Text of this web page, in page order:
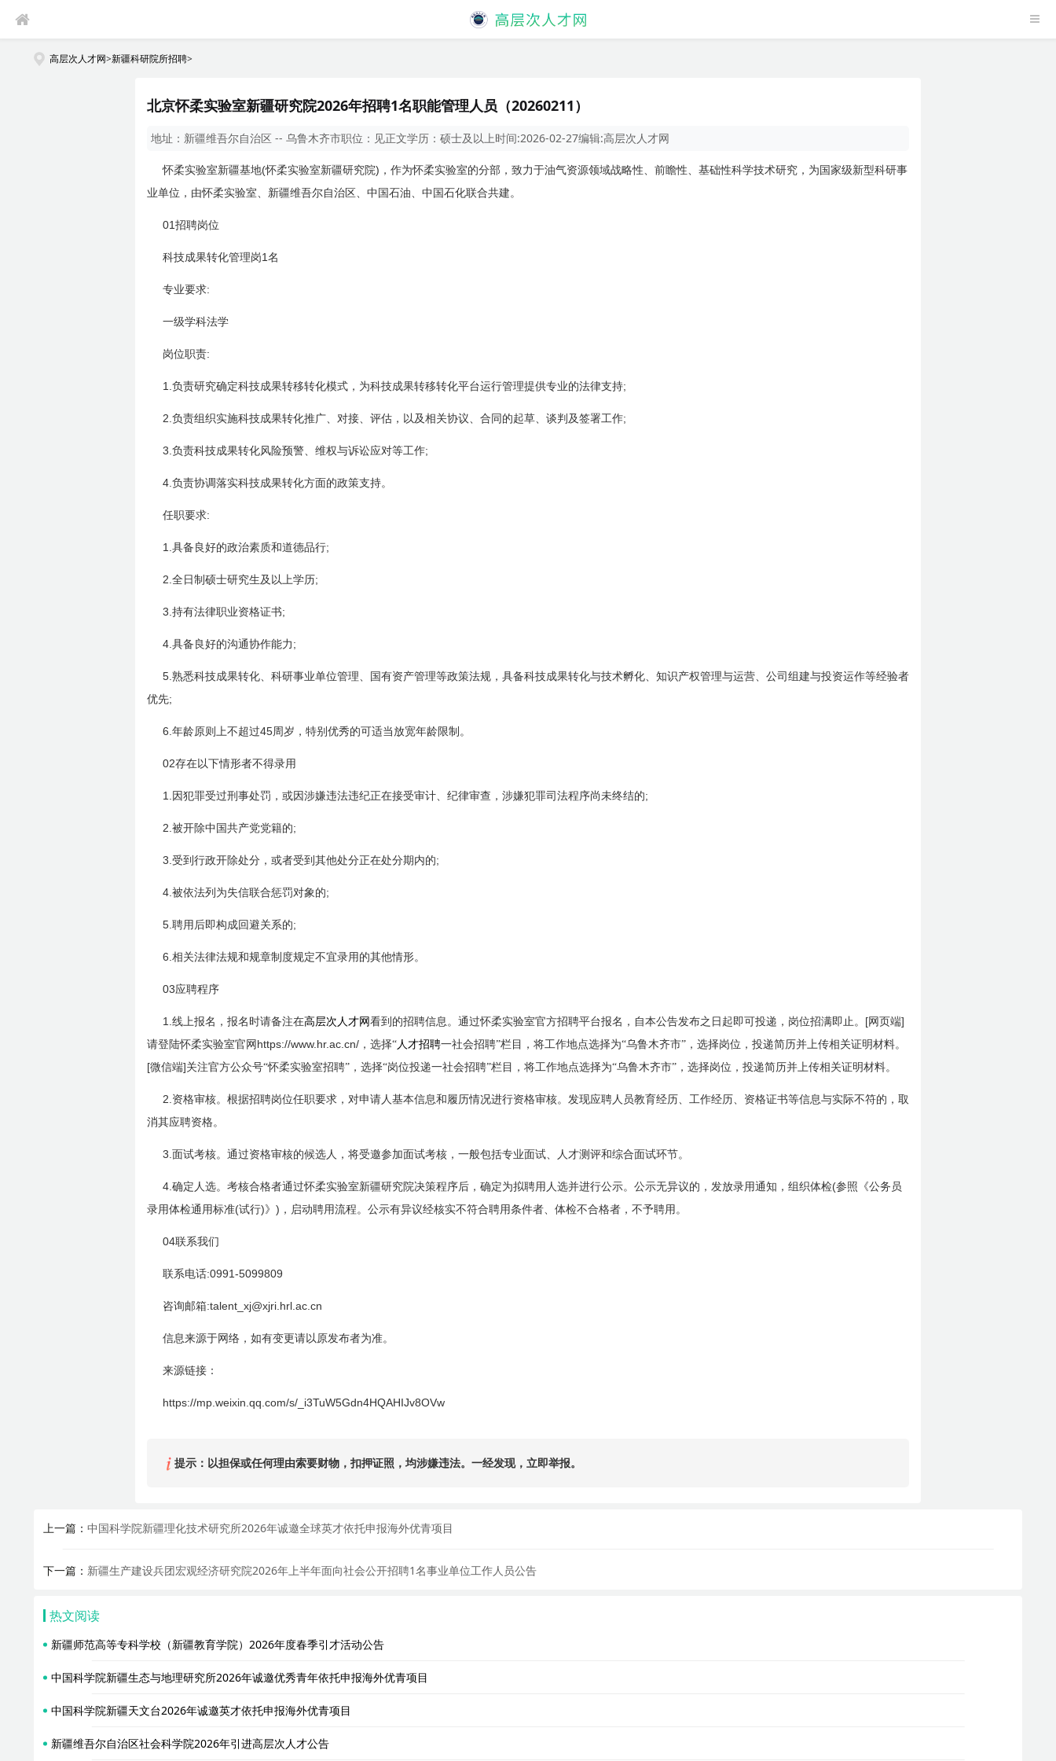
高层次人才网>新疆科研院所招聘>
北京怀柔实验室新疆研究院2026年招聘1名职能管理人员（20260211）
地址： 新疆维吾尔自治区 -- 乌鲁木齐市职位： 见正文学历： 硕士及以上时间:2026-02-27编辑:高层次人才网
怀柔实验室新疆基地(怀柔实验室新疆研究院) ，作为怀柔实验室的分部，致力于油气资源领域战略性、前瞻性、基础性科学技术研究，为国家级新型科研事
业单位，由怀柔实验室、新疆维吾尔自治区、中国石油、中国石化联合共建。
01 招聘岗位
科技成果转化管理岗1 名
专业要求:
一级学科法学
岗位职责:
1. 负责研究确定科技成果转移转化模式，为科技成果转移转化平台运行管理提供专业的法律支持;
2. 负责组织实施科技成果转化推广、对接、评估，以及相关协议、合同的起草、谈判及签署工作;
3. 负责科技成果转化风险预警、维权与诉讼应对等工作;
4. 负责协调落实科技成果转化方面的政策支持。
任职要求:
1. 具备良好的政治素质和道德品行;
2. 全日制硕士研究生及以上学历;
3. 持有法律职业资格证书;
4. 具备良好的沟通协作能力 ;
5. 熟悉科技成果转化、科研事业单位管理、国有资产管理等政策法规，具备科技成果转化与技术孵化、知识产权管理与运营、公司组建与投资运作等经验者
优先;
6. 年龄原则上不超过45周岁，特别优秀的可适当放宽年龄限制。
02存在以下情形者不得录用
1. 因犯罪受过刑事处罚，或因涉嫌违法违纪正在接受审计、纪律审查，涉嫌犯罪司法程序尚未终结的;
2. 被开除中国共产党党籍的;
3. 受到行政开除处分，或者受到其他处分正在处分期内的;
4. 被依法列为失信联合惩罚对象的;
5. 聘用后即构成回避关系的;
6. 相关法律法规和规章制度规定不宜录用的其他情形。
03应聘程序
1. 线上报名，报名时请备注在高层次人才网看到的招聘信息。通过怀柔实验室官方招聘平台报名，自本公告发布之日起即可投递，岗位招满即止。 [网页端]
请登陆怀柔实验室官网 https://www.hr.ac.cn/ ，选择“ 人才招聘一社会招聘”栏目，将工作地点选择为“乌鲁木齐市”，选择岗位，投递简历并上传相关证明材料。
[微信端]关注官方公众号“怀柔实验室招聘”，选择“岗位投递一社会招聘”栏目，将工作地点选择为“乌鲁木齐市”，选择岗位，投递简历并上传相关证明材料。
2. 资格审核。根据招聘岗位任职要求，对申请人基本信息和履历情况进行资格审核。发现应聘人员教育经历、工作经历、资格证书等信息与实际不符的，取
消其应聘资格。
3. 面试考核。通过资格审核的候选人，将受邀参加面试考核，一般包括专业面试、人才测评和综合面试环节。
4. 确定人选。考核合格者通过怀柔实验室新疆研究院决策程序后，确定为拟聘用人选并进行公示。公示无异议的，发放录用通知，组织体检(参照《公务员
录用体检通用标准(试行)》 ) ，启动聘用流程。公示有异议经核实不符合聘用条件者、体检不合格者，不予聘用。
04联系我们
联系电话:0991-5099809
咨询邮箱:talent_xj@xjri.hrl.ac.cn
信息来源于网络，如有变更请以原发布者为准。
来源链接：
https://mp.weixin.qq.com/s/_i3TuW5Gdn4HQAHIJv8OVw
提示：以担保或任何理由索要财物，扣押证照，均涉嫌违法。一经发现，立即举报。
上一篇：中国科学院新疆理化技术研究所2026年诚邀全球英才依托申报海外优青项目
下一篇： 新疆生产建设兵团宏观经济研究院2026年上半年面向社会公开招聘1名事业单位工作人员公告
热文阅读
新疆师范高等专科学校（新疆教育学院）2026年度春季引才活动公告
中国科学院新疆生态与地理研究所2026年诚邀优秀青年依托申报海外优青项目
中国科学院新疆天文台2026年诚邀英才依托申报海外优青项目
新疆维吾尔自治区社会科学院2026年引进高层次人才公告